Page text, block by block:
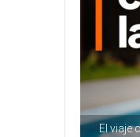
El viaje